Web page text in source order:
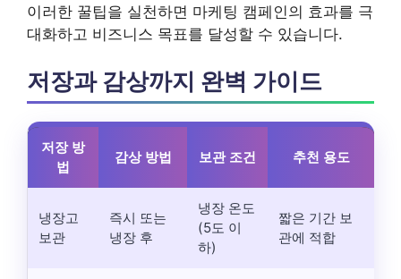
이러한 꿀팁을 실천하면 마케팅 캠페인의 효과를 극
대화하고 비즈니스 목표를 달성할 수 있습니다.
저장과 감상까지 완벽 가이드
저장 방
법
감상 방법 보관 조건 추천 용도
냉장고
보관
즉시 또는
냉장 후
냉장 온도
(5도 이
하)
짧은 기간 보
관에 적합